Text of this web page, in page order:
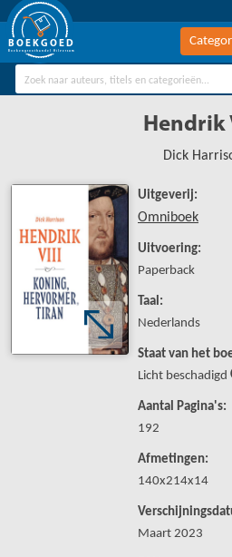
BOEKGOED
Boekengroothandel Hilversum
Hendrik
Dick
Uitgeverij:
Omniboek
Uitvoering:
Paperback
Taal:
Nederlands
Staat van het
Licht beschadigd
Aantal Pagina's:
192
Afmetingen:
140x214x14
Maart 2023